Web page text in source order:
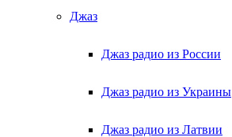
Джаз
Джаз радио из России
Джаз радио из Украины
Джаз радио из Латвии